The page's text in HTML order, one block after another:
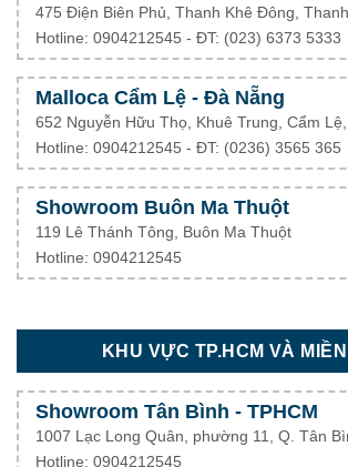
475 Điện Biên Phủ, Thanh Khê Đông,
Hotline: 0904212545 - ĐT: (023) 6373 5333
Malloca Cẩm Lệ - Đà Nẵng
652 Nguyễn Hữu Thọ, Khuê Trung, Cẩm
Hotline: 0904212545 - ĐT: (0236) 3565 365
Showroom Buôn Ma Thuột
119 Lê Thánh Tông, Buôn Ma Thuột
Hotline: 0904212545
KHU VỰC TP.HCM VÀ
Showroom Tân Bình - TPHCM
1007 Lạc Long Quân, phường 11, Q. Tân
Hotline: 0904212545